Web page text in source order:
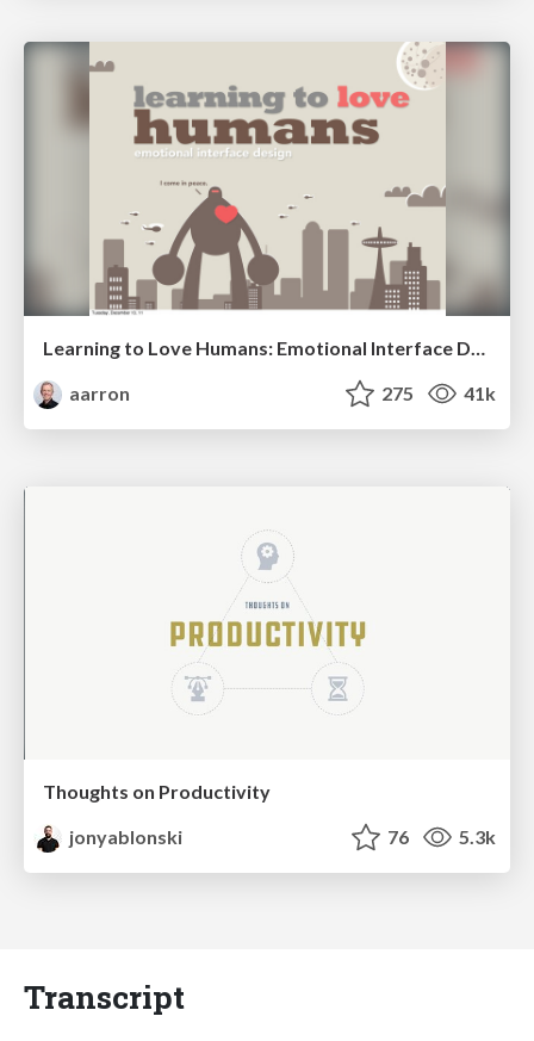
aarron
275 41k
Thoughts on Productivity
jonyablonski
76 5.3k
Transcript